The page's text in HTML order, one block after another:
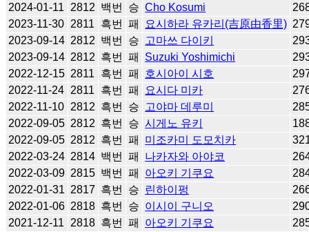
2024-01-11
2812 백번 승 Cho Kosumi
2023-11-30 2811 흑번 패 요시하라 유카리(吉原由香里)
2023-09-14 2812 백번 승 고마쓰 다이키
2023-09-14 2812 흑번 패 Suzuki Yoshimichi
2022-12-15 2811 흑번 패 호시아이 시호
2022-11-24 2811 흑번 패 요시다 미카
2022-11-10 2812 흑번 승 고야마 데루미
2022-09-05 2812 흑번 승 시게노 유키
2022-09-05 2812 흑번 패 미조카미 도모치카
2022-03-24 2814 백번 패 나카자와 아야코
2022-03-09 2815 백번 패 아오키 기쿠요
2022-01-31 2817 흑번 승 린하이펑
2022-01-06 2818 흑번 승 이시이 구니오
2021-12-11
2818 흑번 패 아오키 기쿠요